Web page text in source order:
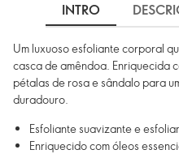
INTRO
Um luxuoso esfoliante corporal
casca de amêndoa. Enriquecida
pétalas de rosa e sândalo para
duradouro.
Esfoliante suavizante e
Enriquecido com óleos